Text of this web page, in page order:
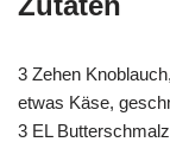
3 Zehen
etwas Käse,
3 EL